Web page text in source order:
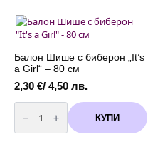
7,11 €
/
variants.
The
options
may
be
chosen
on
the
product
page
Балон Шише с биберон „It’s
a Girl“ – 80 см
2,30 €/ 4,50 лв.
количество
за
Балон
Шише
КУПИ